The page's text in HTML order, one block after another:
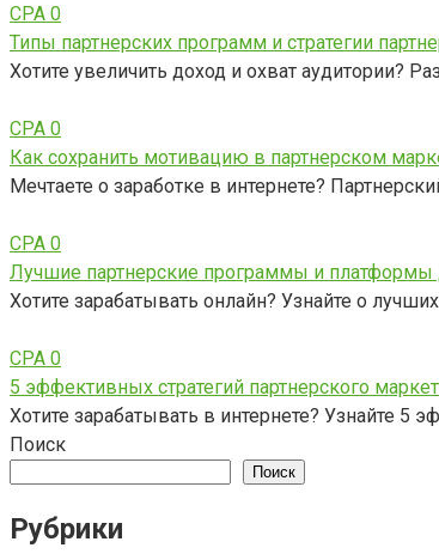
CPA 0
Типы партнерских программ и стратегии
Хотите увеличить доход и охват аудитории?
CPA 0
Как сохранить мотивацию в партнерском
Мечтаете о заработке в интернете?
CPA 0
Лучшие партнерские программы и платформы
Хотите зарабатывать онлайн? Узнайте о
CPA 0
5 эффективных стратегий партнерского
Хотите зарабатывать в интернете? Узнайте 5
Поиск
Поиск
Рубрики